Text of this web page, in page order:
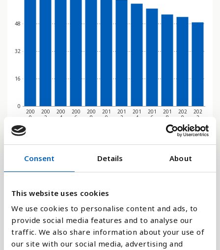
Consent Details About
This website uses cookies
We use cookies to personalise content and ads, to
provide social media features and to analyse our
traffic. We also share information about your use of
our site with our social media, advertising and
0
16
32
48
200
0
200
2
200
4
200
6
200
8
201
0
201
2
201
4
201
6
201
8
202
0
202
2
Linje
Platt